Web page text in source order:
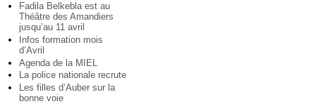
Fadila Belkebla est au
Théâtre des Amandiers
jusqu’au 11 avril
Infos formation mois
d’Avril
Agenda de la MIEL
La police nationale recrute
Les filles d’Auber sur la
bonne voie